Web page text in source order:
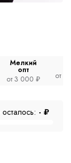
Мелкий
опт
от 3 000 ₽
от
осталось: - ₽